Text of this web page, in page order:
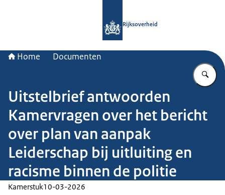
Rijksoverheid
Home Documenten
Uitstelbrief antwoorden
Kamervragen over het bericht
over plan van aanpak
Leiderschap bij uitluiting en
racisme binnen de politie
Kamerstuk10-03-2026